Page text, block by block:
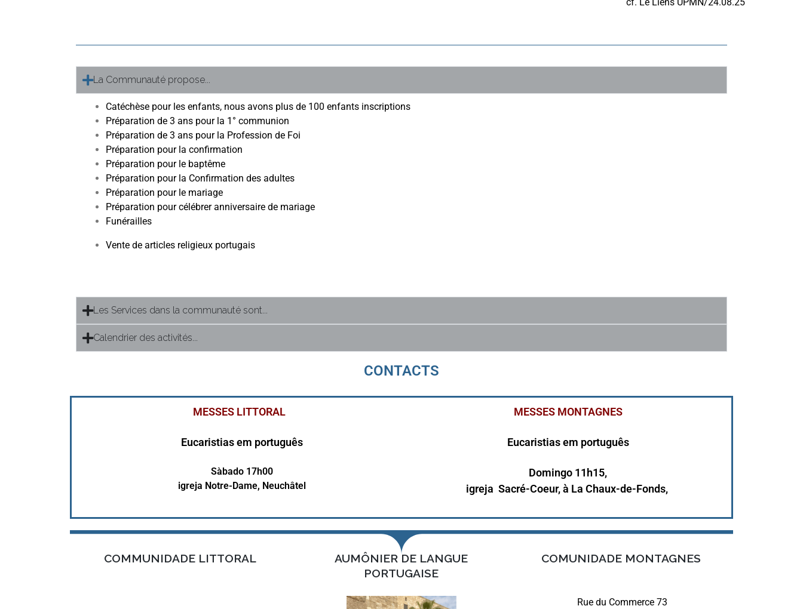
La Communauté propose...
Catéchèse pour les enfants, nous avons plus de 100 enfants inscriptions
Préparation de 3 ans pour la 1° communion
Préparation de 3 ans pour la Profession de Foi
Préparation pour la confirmation
Préparation pour le baptême
Préparation pour la Confirmation des adultes
Préparation pour le mariage
Préparation pour célébrer anniversaire de mariage
Funérailles
Vente de articles religieux portugais
Les Services dans la communauté sont...
Calendrier des activités...
CONTACTS
MESSES LITTORAL
Eucaristias em português
Sàbado 17h00
igreja Notre-Dame, Neuchâtel
MESSES MONTAGNES
Eucaristias em português
Domingo 11h15,
igreja Sacré-Coeur,à La Chaux-de-Fonds,
COMMUNIDADE LITTORAL
AUMÔNIER DE LANGUE
PORTUGAISE
COMUNIDADE MONTAGNES
Rue du Commerce 73